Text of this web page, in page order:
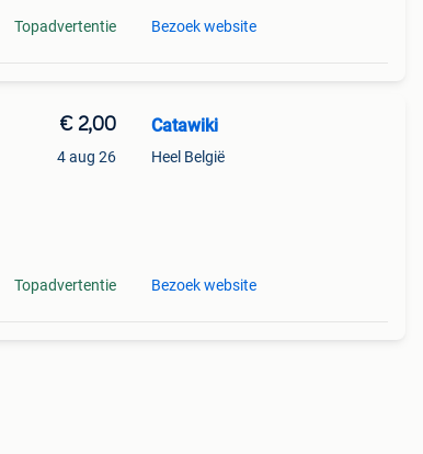
Topadvertentie Bezoek website
€ 2,00
4 aug 26
Topadvertentie
Catawiki
Heel België
Bezoek website